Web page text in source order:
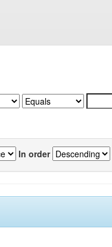
In order